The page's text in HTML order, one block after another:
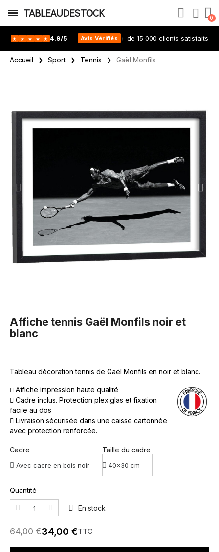
TABLEAUDESTOCK
★ ★ ★ ★ ★ 4.9/5 — Avis Vérifiés + de 15 000 clients satisfaits
Accueil Sport Tennis Gaël Monfils
Affiche tennis Gaël Monfils noir et
blanc
Tableau décoration tennis de Gaël Monfils en noir et blanc.
Affiche impression haute qualité
Cadre inclus. Protection plexiglas et fixation
facile au dos
Livraison sécurisée dans une caisse cartonnée
avec protection renforcée.
Cadre Taille du cadre
Quantité
En stock
64,00 €34,00 €TTC